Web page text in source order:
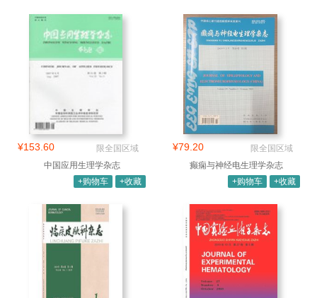
¥153.60
限全国区域
中国应用生理学杂志
+购物车
+收藏
¥79.20
限全国区域
癫痫与神经电生理学杂志
+购物车
+收藏